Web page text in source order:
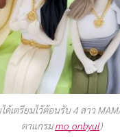
ด้เตรียมไว้ต้อนรับ 4 สาว
ตาแกรมmo_onbyul)